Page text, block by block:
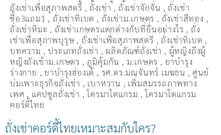
ถังเช่าเพื่อสุภาพสตรี , ถั่งเช่า , ถั่งเช่าจักจั่น , ถั่งเช่า
ซื้อ3แถม1 , ถั่งเช่าทิเบต , ถั่งเช่าม.เกษตร , ถั่งเช่าสีทอง ,
ถั่งเช่าหิมะ , ถั่งเช่าเกษตรแตกต่างกับที่อื่นอย่างไร , ถั่ง
เช่าเพื่อสุภาพบุรุษ , ถั่งเช่าเพื่อสุภาพสตรี , ถั่่งเช่าทิเบต ,
บทความ ,ประเภทถั่งเช่า , ผลิตภัณฑ์ถั่งเช่า , ผู้หญิงถึงผู้
หญิงถังเช้าม.เกษตร ,ภูมิคุ้มกัน , ม.เกษตร , ยาบำรุง
ร่างกาย , ยาบำรุงฮ่องเต้ , รศ.ดร.มณจันทร์ เมฆธน , ศูนย์
บ่มเพาะธุรกิจถั่งเช่า , เบาหวาน , เพิ่มสมรรถภาพทาง
เพศ , แคปซูลถั่งเช่า ,โครมาโตแกรม ,โครมาโตแกรม
คอร์ดี้ไทย
ถั่งเช่าคอร์ดี้ไทยเหมาะสมกับใคร?